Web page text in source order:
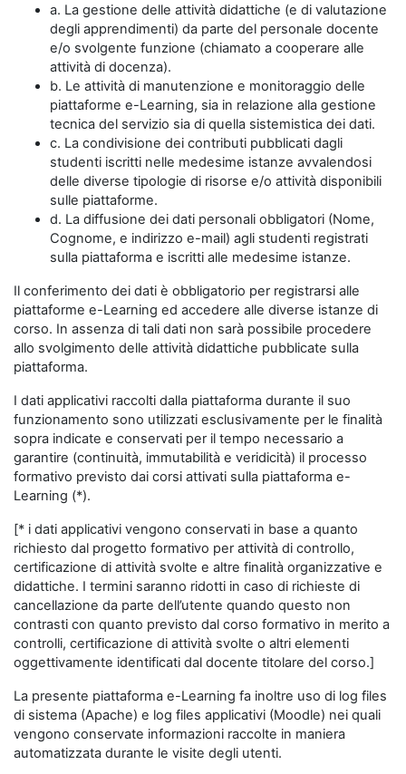
a. La gestione delle attività didattiche (e di valutazione
degli apprendimenti) da parte del personale docente
e/o svolgente funzione (chiamato a cooperare alle
attività di docenza).
b. Le attività di manutenzione e monitoraggio delle
piattaforme e-Learning, sia in relazione alla gestione
tecnica del servizio sia di quella sistemistica dei dati.
c. La condivisione dei contributi pubblicati dagli
studenti iscritti nelle medesime istanze avvalendosi
delle diverse tipologie di risorse e/o attività disponibili
sulle piattaforme.
d. La diffusione dei dati personali obbligatori (Nome,
Cognome, e indirizzo e-mail) agli studenti registrati
sulla piattaforma e iscritti alle medesime istanze.
Il conferimento dei dati è obbligatorio per registrarsi alle
piattaforme e-Learning ed accedere alle diverse istanze di
corso. In assenza di tali dati non sarà possibile procedere
allo svolgimento delle attività didattiche pubblicate sulla
piattaforma.
I dati applicativi raccolti dalla piattaforma durante il suo
funzionamento sono utilizzati esclusivamente per le finalità
sopra indicate e conservati per il tempo necessario a
garantire (continuità, immutabilità e veridicità) il processo
formativo previsto dai corsi attivati sulla piattaforma e-
Learning (*).
[* i dati applicativi vengono conservati in base a quanto
richiesto dal progetto formativo per attività di controllo,
certificazione di attività svolte e altre finalità organizzative e
didattiche. I termini saranno ridotti in caso di richieste di
cancellazione da parte dell’utente quando questo non
contrasti con quanto previsto dal corso formativo in merito a
controlli, certificazione di attività svolte o altri elementi
oggettivamente identificati dal docente titolare del corso.]
La presente piattaforma e-Learning fa inoltre uso di log files
di sistema (Apache) e log files applicativi (Moodle) nei quali
vengono conservate informazioni raccolte in maniera
automatizzata durante le visite degli utenti.